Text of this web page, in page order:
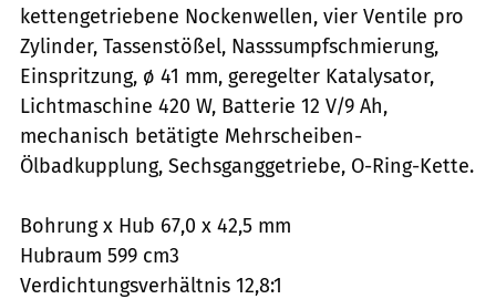
kettengetriebene Nockenwellen, vier Ventile pro
Zylinder, Tassenstößel, Nasssumpfschmierung,
Einspritzung, ø 41 mm, geregelter Katalysator,
Lichtmaschine 420 W, Batterie 12 V/9 Ah,
mechanisch betätigte Mehrscheiben-
Ölbadkupplung, Sechsganggetriebe, O-Ring-Kette.
Bohrung x Hub 67,0 x 42,5 mm
Hubraum 599 cm3
Verdichtungsverhältnis 12,8:1